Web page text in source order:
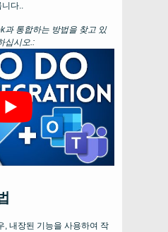
니다..
과 통합하는 방법을 찾고 있
십시오.:
, 내장된 기능을 사용하여 작